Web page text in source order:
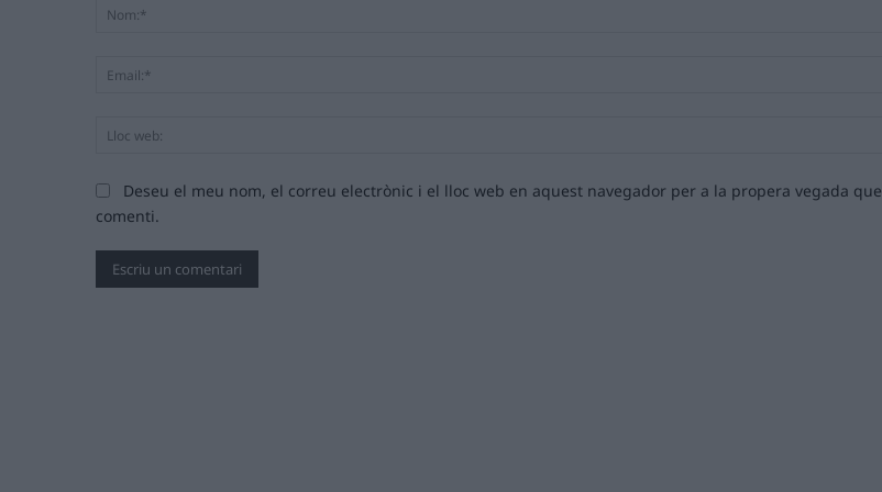
Deseu el meu nom, el correu electrònic i el lloc web en aquest navegador per a la propera vegada que
comenti.